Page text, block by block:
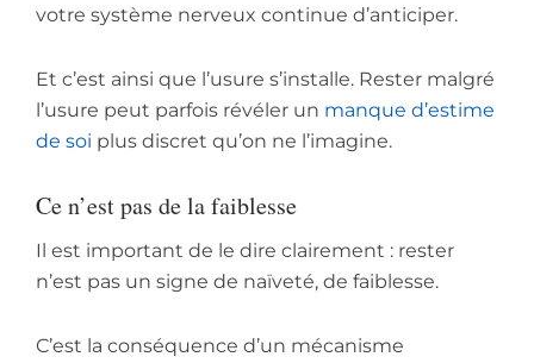
votre système nerveux continue d’anticiper.
Et c’est ainsi que l’usure s’installe. Rester malgré
l’usure peut parfois révéler un manque d’estime
de soi plus discret qu’on ne l’imagine.
Ce n’est pas de la faiblesse
Il est important de le dire clairement : rester
n’est pas un signe de naïveté, de faiblesse.
C’est la conséquence d’un mécanisme